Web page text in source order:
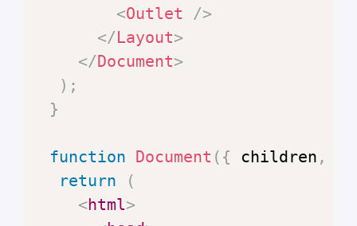
<Outlet
/>
</Layout>
</Document>
) ;
}
function Document ( { children ,
return
(
<html>